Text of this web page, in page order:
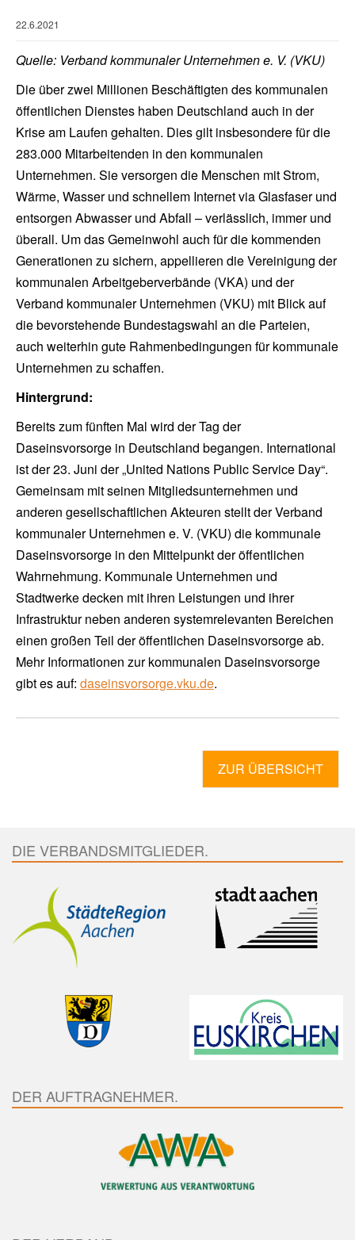
22.6.2021
Quelle: Verband kommunaler Unternehmen e. V. (VKU)
Die über zwei Millionen Beschäftigten des kommunalen
öffentlichen Dienstes haben Deutschland auch in der
Krise am Laufen gehalten. Dies gilt insbesondere für die
283.000 Mitarbeitenden in den kommunalen
Unternehmen. Sie versorgen die Menschen mit Strom,
Wärme, Wasser und schnellem Internet via Glasfaser und
entsorgen Abwasser und Abfall – verlässlich, immer und
überall. Um das Gemeinwohl auch für die kommenden
Generationen zu sichern, appellieren die Vereinigung der
kommunalen Arbeitgeberverbände (VKA) und der
Verband kommunaler Unternehmen (VKU) mit Blick auf
die bevorstehende Bundestagswahl an die Parteien,
auch weiterhin gute Rahmenbedingungen für kommunale
Unternehmen zu schaffen.
Hintergrund:
Bereits zum fünften Mal wird der Tag der
Daseinsvorsorge in Deutschland begangen. International
ist der 23. Juni der „United Nations Public Service Day“.
Gemeinsam mit seinen Mitgliedsunternehmen und
anderen gesellschaftlichen Akteuren stellt der Verband
kommunaler Unternehmen e. V. (VKU) die kommunale
Daseinsvorsorge in den Mittelpunkt der öffentlichen
Wahrnehmung. Kommunale Unternehmen und
Stadtwerke decken mit ihren Leistungen und ihrer
Infrastruktur neben anderen systemrelevanten Bereichen
einen großen Teil der öffentlichen Daseinsvorsorge ab.
Mehr Informationen zur kommunalen Daseinsvorsorge
gibt es auf: daseinsvorsorge.vku.de.
ZUR ÜBERSICHT
DIE VERBANDSMITGLIEDER.
DER AUFTRAGNEHMER.